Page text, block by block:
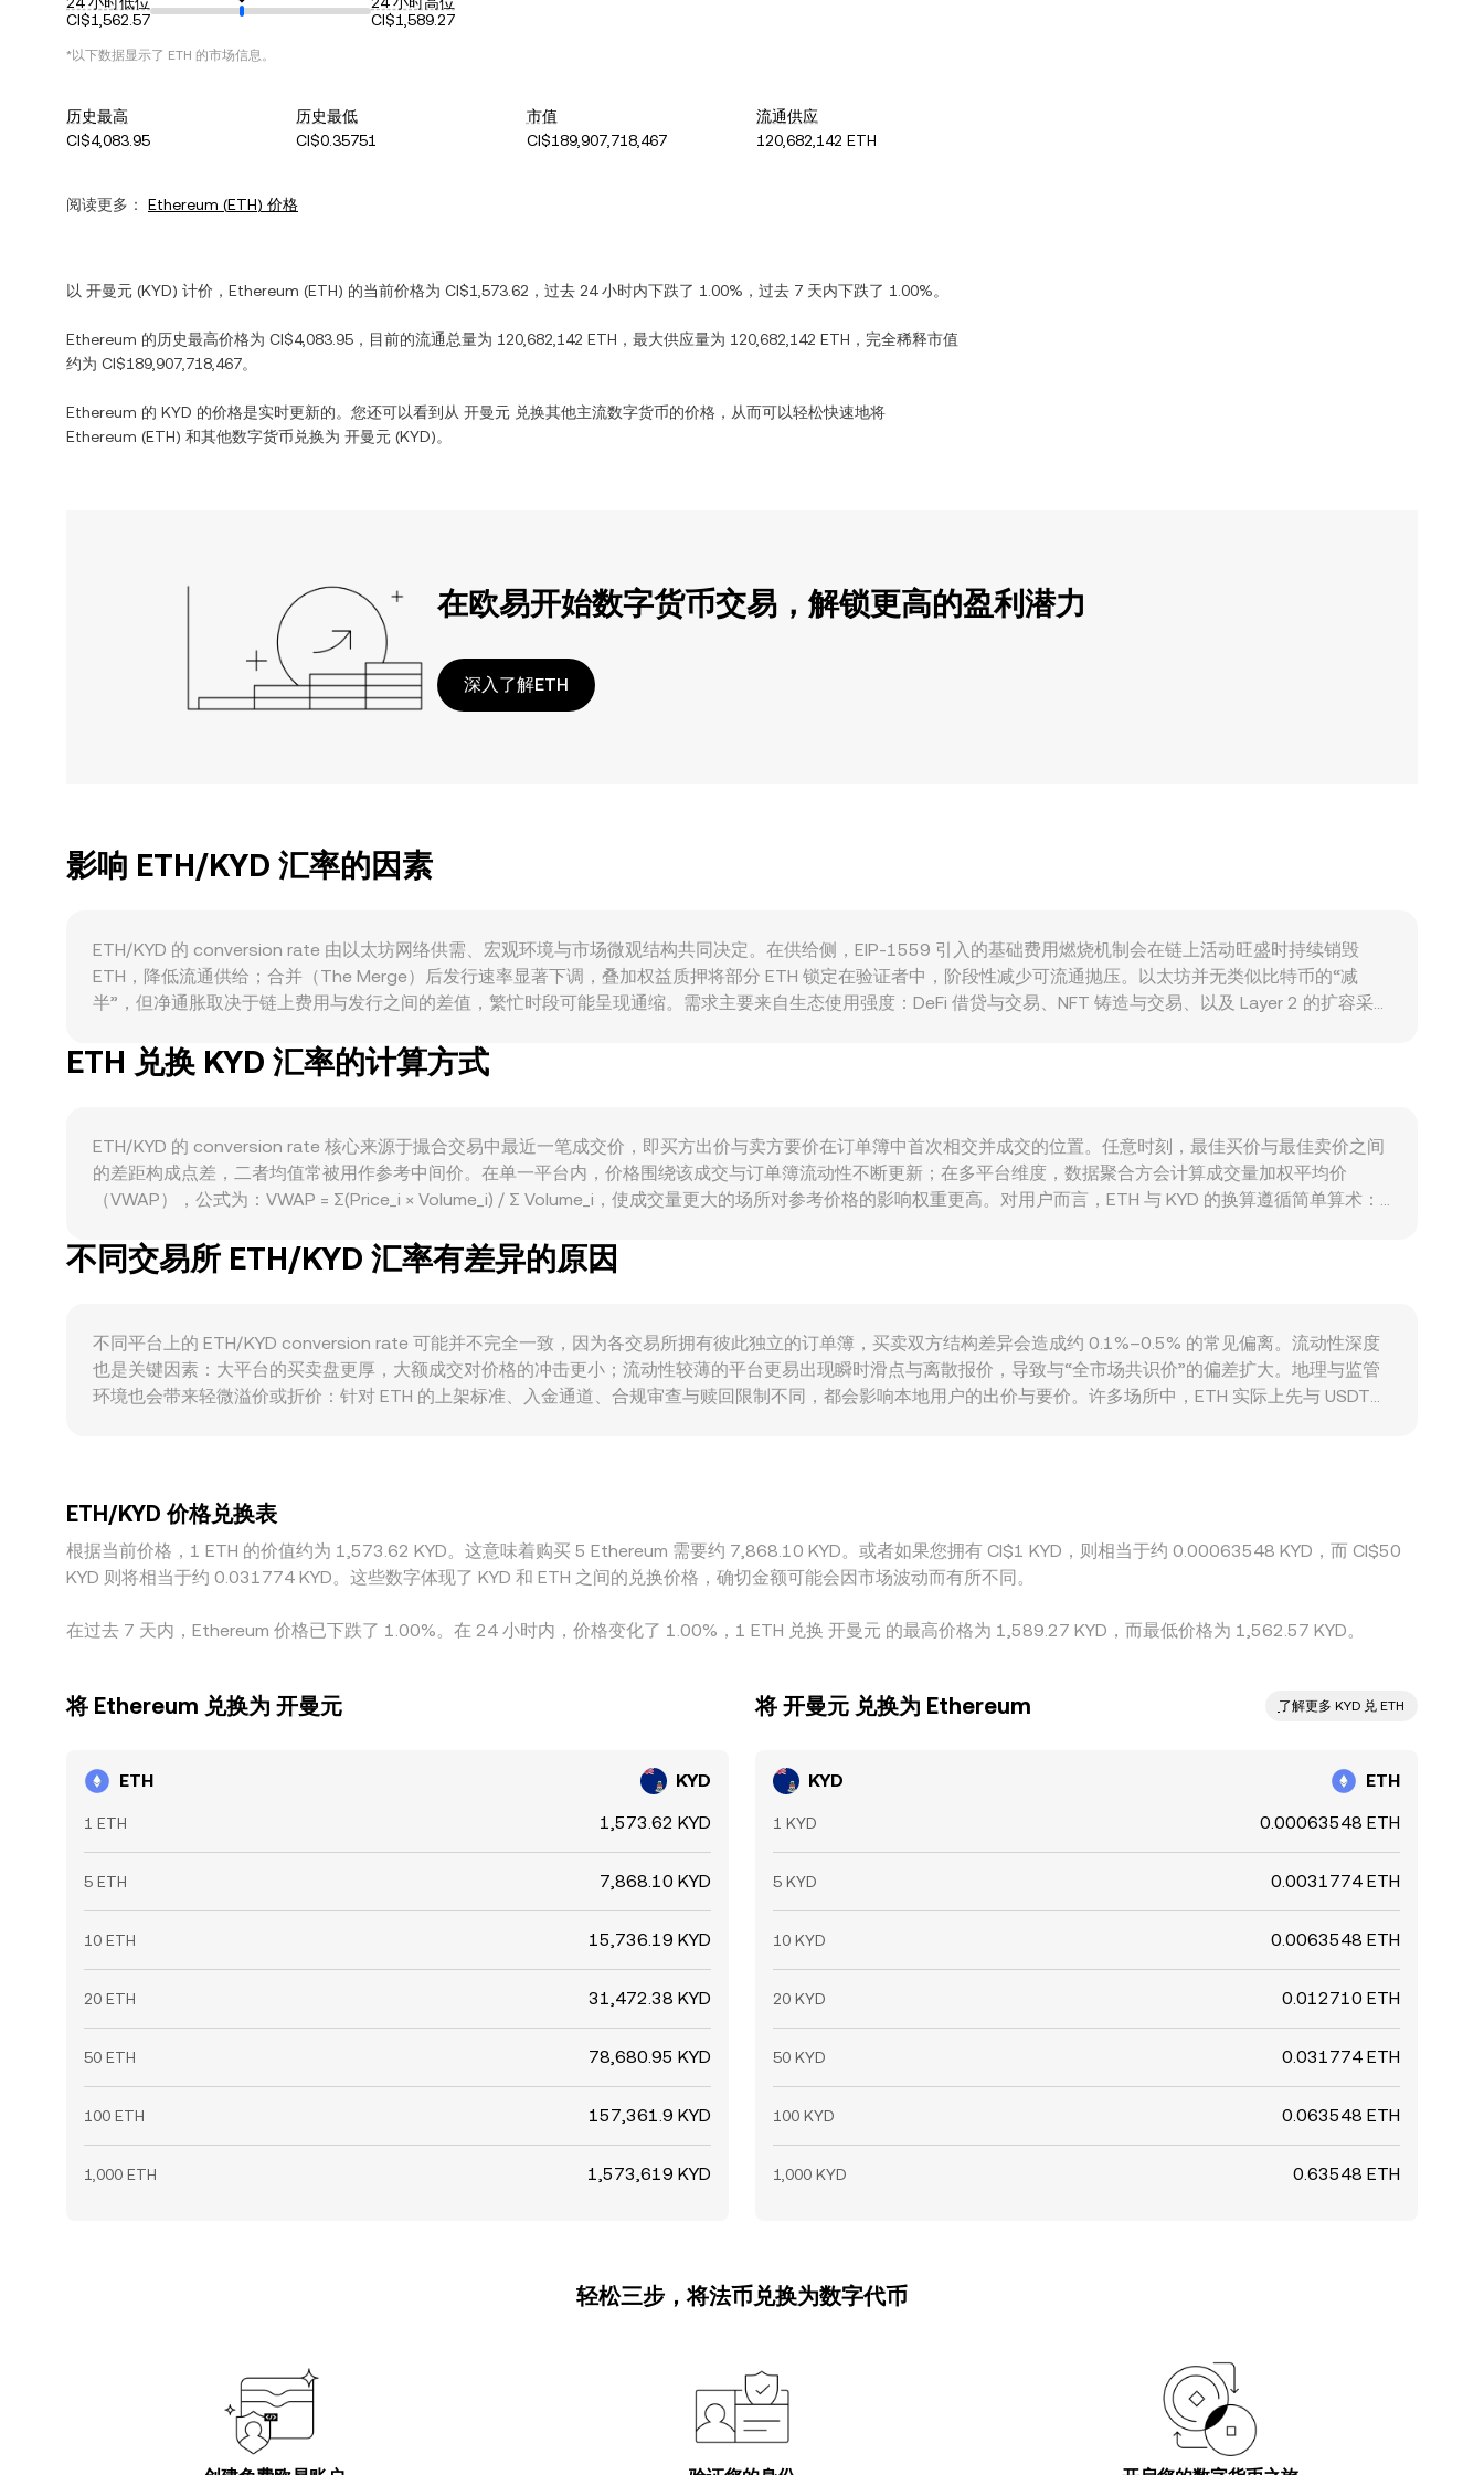
CI$1,562.57
CI$1,589.27
*以下数据显示了 ETH 的市场信息。
历史最高
CI$4,083.95
历史最低
CI$0.35751
市值
CI$189,907,718,467
流通供应
120,682,142 ETH
阅读更多： Ethereum (ETH) 价格
以 开曼元 (KYD) 计价， Ethereum (ETH) 的当前价格为 CI$1,573.62 ，过去 24 小时内下跌了 1.00% ，过去 7 天内下跌了 1.00%。
Ethereum 的历史最高价格为 CI$4,083.95 ，目前的流通总量为 120,682,142 ETH ，最大供应量为 120,682,142 ETH ，完全稀释市值
约为 CI$189,907,718,467。
Ethereum 的 KYD 的价格是实时更新的。您还可以看到从 开曼元 兑换其他主流数字货币的价格，从而可以轻松快速地将
Ethereum (ETH) 和其他数字货币兑换为 开曼元 (KYD)。
在欧易开始数字货币交易，解锁更高的盈利潜力
深入了解ETH
影响 ETH/KYD 汇率的因素
ETH/KYD 的 conversion rate 由以太坊网络供需、宏观环境与市场微观结构共同决定。在供给侧，EIP-1559 引入的基础费用燃烧机制会在链上活动旺盛时持续销毁
ETH，降低流通供给；合并（The Merge）后发行速率显著下调，叠加权益质押将部分 ETH 锁定在验证者中，阶段性减少可流通抛压。以太坊并无类似比特币的“减
半”，但净通胀取决于链上费用与发行之间的差值，繁忙时段可能呈现通缩。需求主要来自生态使用强度：DeFi 借贷与交易、NFT 铸造与交易、以及 Layer 2 的扩容采用
上与美元保持稳定锚定，因此美元强弱、利率与全球流动性变化，会通过“美元—KYD”的稳定性与本地资金可得性间接影响 ETH/KYD 的 conversion rate。监管事件方
面，美国对 ETH 是否属于证券的界定、现货或期货型 ETH ETF 的审批进展、对质押服务的合规要求，以及欧洲 MiCA 等规则落地，都会改变合规资金的进入与退出节
心化交易所的大额地址（鲸鱼）调仓、跨链与跨所转账，也会在短期内改变市场流动性与买卖盘结构，从而对 ETH/KYD 的 conversion rate 形成扰动。
ETH 兑换 KYD 汇率的计算方式
ETH/KYD 的 conversion rate 核心来源于撮合交易中最近一笔成交价，即买方出价与卖方要价在订单簿中首次相交并成交的位置。任意时刻，最佳买价与最佳卖价之间
的差距构成点差，二者均值常被用作参考中间价。在单一平台内，价格围绕该成交与订单簿流动性不断更新；在多平台维度，数据聚合方会计算成交量加权平均价
（VWAP），公式为：VWAP = Σ(Price_i × Volume_i) / Σ Volume_i，使成交量更大的场所对参考价格的影响权重更高。对用户而言，ETH 与 KYD 的换算遵循简单算术：
（DEX）：在恒定乘积做市商（AMM）模型中，资金池遵循 x × y = k，不变乘积决定了当前价格约为 y/x（以池内两种资产的储备量衡量），大额交易会通过滑点改变
池子储备比，从而即时影响链上报价。最终，OKX Convert 等聚合与报价机制会综合订单簿成交、跨所 VWAP 与必要的流动性路由，给出当前的 ETH/KYD conversion
不同交易所 ETH/KYD 汇率有差异的原因
不同平台上的 ETH/KYD conversion rate 可能并不完全一致，因为各交易所拥有彼此独立的订单簿，买卖双方结构差异会造成约 0.1%–0.5% 的常见偏离。流动性深度
也是关键因素：大平台的买卖盘更厚，大额成交对价格的冲击更小；流动性较薄的平台更易出现瞬时滑点与离散报价，导致与“全市场共识价”的偏差扩大。地理与监管
环境也会带来轻微溢价或折价：针对 ETH 的上架标准、入金通道、合规审查与赎回限制不同，都会影响本地用户的出价与要价。许多场所中，ETH 实际上先与 USDT
ETH/KYD 价格兑换表
根据当前价格，1 ETH 的价值约为 1,573.62 KYD。这意味着购买 5 Ethereum 需要约 7,868.10 KYD。或者如果您拥有 CI$1 KYD，则相当于约 0.00063548 KYD，而 CI$50
KYD 则将相当于约 0.031774 KYD。这些数字体现了 KYD 和 ETH 之间的兑换价格，确切金额可能会因市场波动而有所不同。
在过去 7 天内，Ethereum 价格已下跌了 1.00%。在 24 小时内，价格变化了 1.00%，1 ETH 兑换 开曼元 的最高价格为 1,589.27 KYD，而最低价格为 1,562.57 KYD。
将 Ethereum 兑换为 开曼元
ETH KYD
1 ETH 1,573.62 KYD
5 ETH 7,868.10 KYD
10 ETH 15,736.19 KYD
20 ETH 31,472.38 KYD
50 ETH 78,680.95 KYD
100 ETH 157,361.9 KYD
1,000 ETH 1,573,619 KYD
将 开曼元 兑换为 Ethereum ִִִִִִִִִִִִִִִִִִִִִִִִִִִִִִִִִִִִִִִִִִִִִִִ了解更多 KYD 兑 ETH
KYD ETH
1 KYD 0.00063548 ETH
5 KYD 0.0031774 ETH
10 KYD 0.0063548 ETH
20 KYD 0.012710 ETH
50 KYD 0.031774 ETH
100 KYD 0.063548 ETH
1,000 KYD 0.63548 ETH
轻松三步，将法币兑换为数字代币